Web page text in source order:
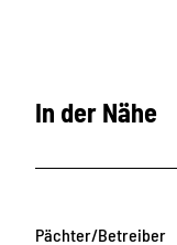
In der Nähe
Pächter/Betreiber